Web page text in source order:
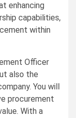
enhancing
capabilities,
within
Officer
also the
You will
procurement
With a